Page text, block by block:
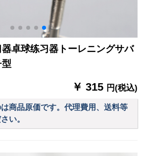
卓球练习器トーレニングサバ
￥ 315 円(税込)
商品原価です。代理費用、送料等
い。